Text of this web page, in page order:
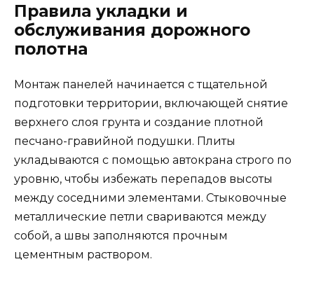
Правила укладки и
обслуживания дорожного
полотна
Монтаж панелей начинается с тщательной
подготовки территории, включающей снятие
верхнего слоя грунта и создание плотной
песчано-гравийной подушки. Плиты
укладываются с помощью автокрана строго по
уровню, чтобы избежать перепадов высоты
между соседними элементами. Стыковочные
металлические петли свариваются между
собой, а швы заполняются прочным
цементным раствором.